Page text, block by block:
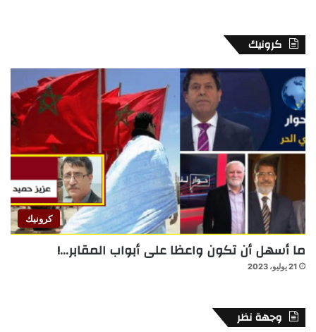
كرونيك
كرونيك
ما أسهل أن تكون واعظا على أبواب المقابر…!
21 يوليو، 2023
وجهة نظر